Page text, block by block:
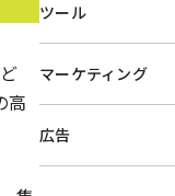
高
ツール
マーケティング
広告